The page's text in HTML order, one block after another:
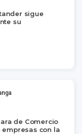
sigue
su
de Comercio
con la